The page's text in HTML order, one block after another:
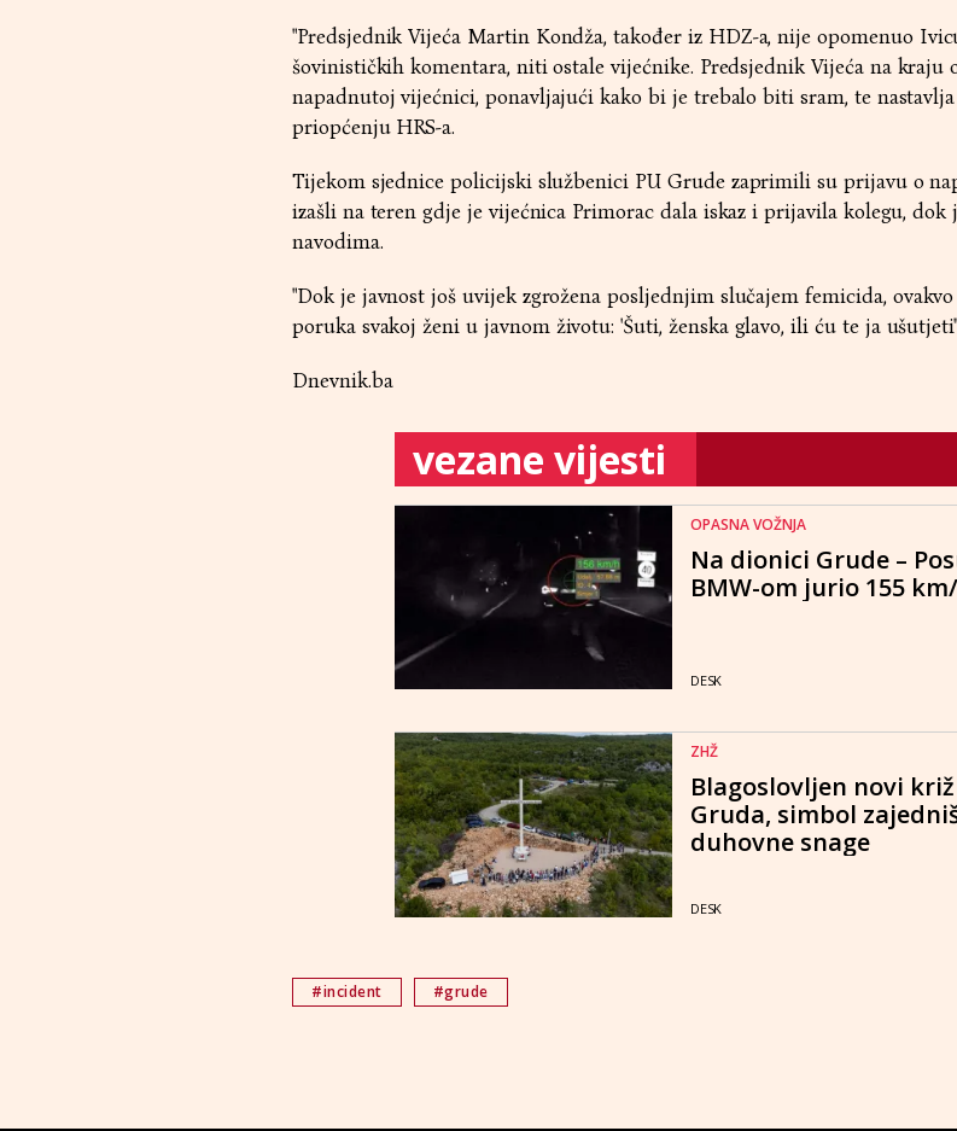
"Predsjednik Vijeća Martin Kondža, također iz HDZ-a, nije opomenuo
šovinističkih komentara, niti ostale vijećnike. Predsjednik Vijeća na kraju
napadnutoj vijećnici, ponavljajući kako bi je trebalo biti sram, te nastavlja
priopćenju HRS-a.
Tijekom sjednice policijski službenici PU Grude zaprimili su prijavu o
izašli na teren gdje je vijećnica Primorac dala iskaz i prijavila kolegu, dok
navodima.
"Dok je javnost još uvijek zgrožena posljednjim slučajem femicida,
poruka svakoj ženi u javnom životu: 'Šuti, ženska glavo, ili ću te ja
Dnevnik.ba
vezane vijesti
OPASNA VOŽNJA
Na dionici Grude –
BMW-om jurio 155
DESK
ZHŽ
Blagoslovljen novi
Gruda, simbol
duhovne snage
DESK
#incident #grude